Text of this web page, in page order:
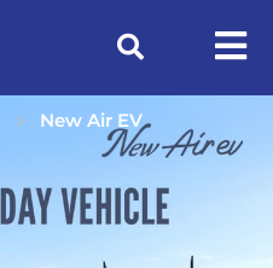
New Air EV